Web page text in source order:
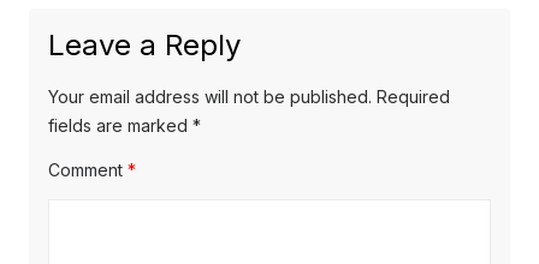
Leave a Reply
Your email address will not be published. Required
fields are marked *
Comment *